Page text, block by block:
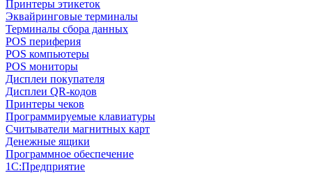
Принтеры этикеток
Эквайринговые терминалы
Терминалы сбора данных
POS периферия
POS компьютеры
POS мониторы
Дисплеи покупателя
Дисплеи QR-кодов
Принтеры чеков
Программируемые клавиатуры
Считыватели магнитных карт
Денежные ящики
Программное обеспечение
1С:Предприятие